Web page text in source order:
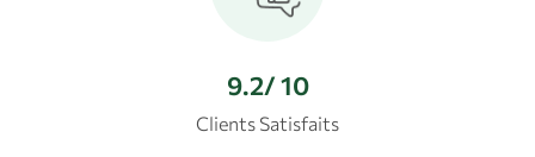
9.2/ 10
Clients Satisfaits